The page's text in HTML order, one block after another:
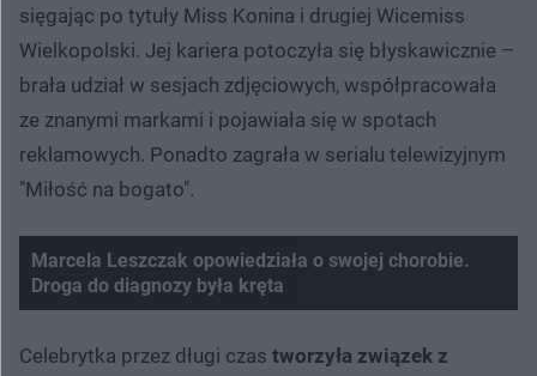
sięgając po tytuły Miss Konina i drugiej Wicemiss
Wielkopolski. Jej kariera potoczyła się błyskawicznie –
brała udział w sesjach zdjęciowych, współpracowała
ze znanymi markami i pojawiała się w spotach
reklamowych. Ponadto zagrała w serialu telewizyjnym
"Miłość na bogato".
Marcela Leszczak opowiedziała o swojej chorobie.
Droga do diagnozy była kręta
Celebrytka przez długi czas tworzyła związek z